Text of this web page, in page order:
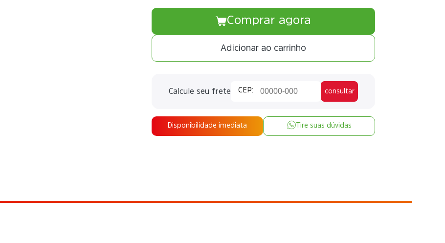
Adicionar ao carrinho
Comprar agora
Calcule seu frete consultar
Disponibilidade imediata Tire suas dúvidas